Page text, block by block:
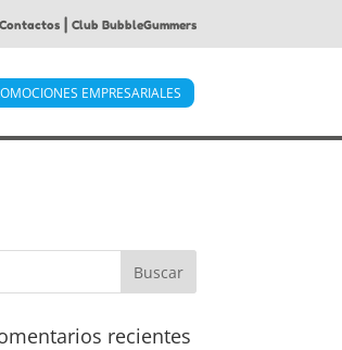
Contactos| Club BubbleGummers
EMPRESARIALES
recientes